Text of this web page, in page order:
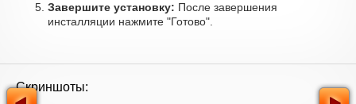
Завершите установку: После завершения
инсталляции нажмите "Готово".
Скриншоты: